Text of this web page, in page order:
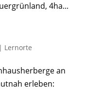
4ha...
Lernorte
an
erleben: